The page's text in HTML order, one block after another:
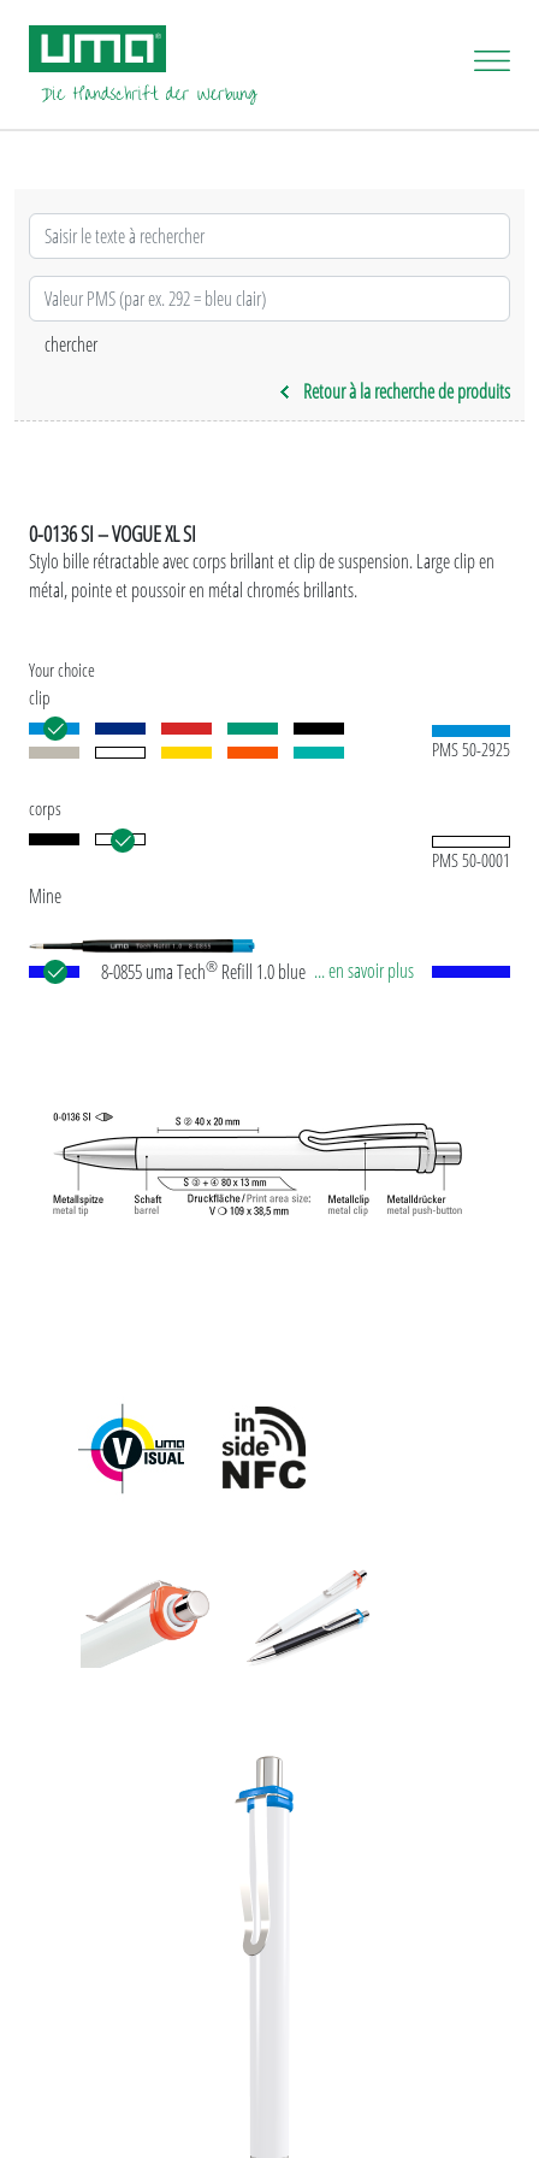
Retour à la recherche de produits
0-0136 SI – VOGUE XL SI
Stylo bille rétractable avec corps brillant et clip de suspension. Large clip en
métal, pointe et poussoir en métal chromés brillants.
Your choice
clip
PMS 50-2925
corps
PMS 50-0001
Mine
8-0855 uma Tech® Refill 1.0 blue Recharge géante
norme ISO. La recharge uma Tech Refill 1.0 offre
une expérience d'écriture agréable et douce.
... en savoir plus